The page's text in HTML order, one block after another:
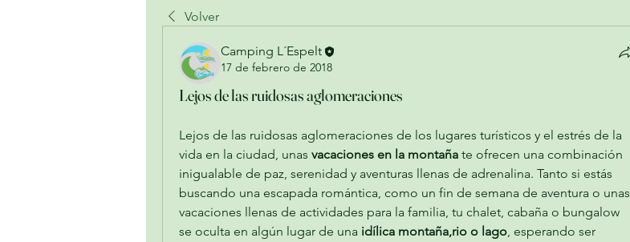
Volver
Camping L´Espelt
17 de febrero de 2018
Lejos de las ruidosas aglomeraciones
Lejos de las ruidosas aglomeraciones de los lugares turísticos y el estrés de la
vida en la ciudad, unas vacaciones en la montaña te ofrecen una combinación
inigualable de paz, serenidad y aventuras llenas de adrenalina. Tanto si estás
buscando una escapada romántica, como un fin de semana de aventura o unas
vacaciones llenas de actividades para la familia, tu chalet, cabaña o bungalow
se oculta en algún lugar de una idílica montaña,rio o lago, esperando ser